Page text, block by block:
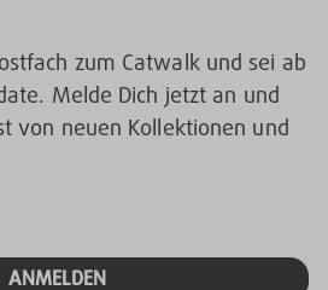
zum Catwalk und sei ab
Melde Dich jetzt an und
von neuen Kollektionen und
ANMELDEN